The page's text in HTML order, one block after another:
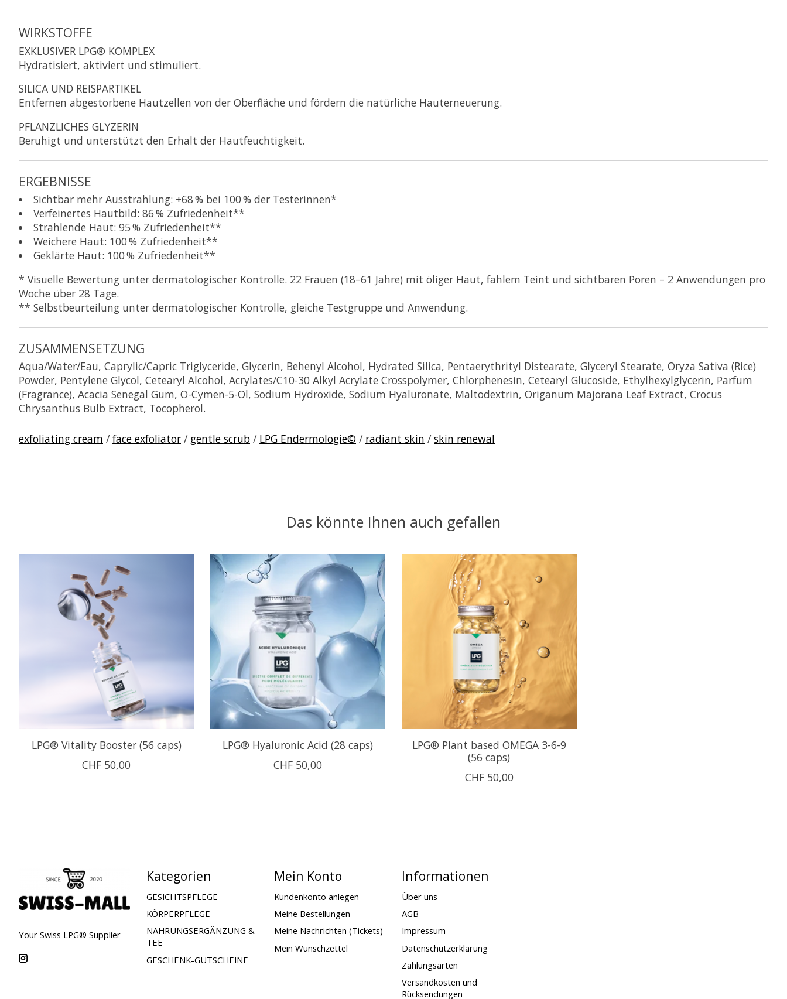
WIRKSTOFFE
EXKLUSIVER LPG® KOMPLEX
Hydratisiert, aktiviert und stimuliert.
SILICA UND REISPARTIKEL
Entfernen abgestorbene Hautzellen von der Oberfläche und fördern die natürliche Hauterneuerung.
PFLANZLICHES GLYZERIN
Beruhigt und unterstützt den Erhalt der Hautfeuchtigkeit.
ERGEBNISSE
Sichtbar mehr Ausstrahlung: +68 % bei 100 % der Testerinnen*
Verfeinertes Hautbild: 86 % Zufriedenheit**
Strahlende Haut: 95 % Zufriedenheit**
Weichere Haut: 100 % Zufriedenheit**
Geklärte Haut: 100 % Zufriedenheit**
* Visuelle Bewertung unter dermatologischer Kontrolle. 22 Frauen (18–61 Jahre) mit öliger Haut, fahlem Teint und sichtbaren Poren – 2 Anwendungen pro
Woche über 28 Tage.
** Selbstbeurteilung unter dermatologischer Kontrolle, gleiche Testgruppe und Anwendung.
ZUSAMMENSETZUNG
Aqua/Water/Eau, Caprylic/Capric Triglyceride, Glycerin, Behenyl Alcohol, Hydrated Silica, Pentaerythrityl Distearate, Glyceryl Stearate, Oryza Sativa (Rice)
Powder, Pentylene Glycol, Cetearyl Alcohol, Acrylates/C10-30 Alkyl Acrylate Crosspolymer, Chlorphenesin, Cetearyl Glucoside, Ethylhexylglycerin, Parfum
(Fragrance), Acacia Senegal Gum, O-Cymen-5-Ol, Sodium Hydroxide, Sodium Hyaluronate, Maltodextrin, Origanum Majorana Leaf Extract, Crocus
Chrysanthus Bulb Extract, Tocopherol.
exfoliating cream / face exfoliator / gentle scrub / LPG Endermologie© / radiant skin / skin renewal
Das könnte Ihnen auch gefallen
LPG® Vitality Booster (56 caps)
CHF 50,00
LPG® Hyaluronic Acid (28 caps)
CHF 50,00
LPG® Plant based OMEGA 3-6-9
(56 caps)
CHF 50,00
Your Swiss LPG® Supplier
Kategorien
GESICHTSPFLEGE
KÖRPERPFLEGE
NAHRUNGSERGÄNZUNG &
TEE
GESCHENK-GUTSCHEINE
Mein Konto
Kundenkonto anlegen
Meine Bestellungen
Meine Nachrichten (Tickets)
Mein Wunschzettel
Informationen
Über uns
AGB
Impressum
Datenschutzerklärung
Zahlungsarten
Versandkosten und
Rücksendungen